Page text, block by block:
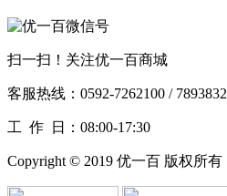
扫一扫！关注优一百商城
客服热线：0592-7262100 / 7893832
工作 日：08:00-17:30
Copyright © 2019 优一百 版权所有